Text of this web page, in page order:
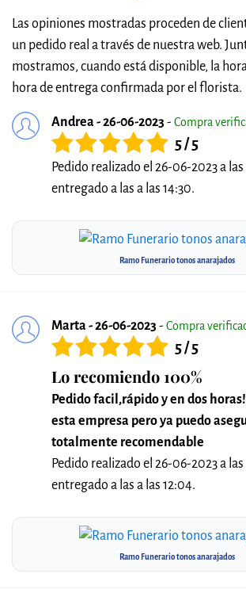
Las opiniones mostradas proceden de
un pedido real a través de nuestra web.
mostramos, cuando está disponible, la
hora de entrega confirmada por el florista.
Andrea - 26-06-2023 - Compra
5 / 5
Pedido realizado el 26-06-2023 a las
entregado a las a las 14:30.
Ramo Funerario tonos anarajados
Marta - 26-06-2023 - Compra
5 / 5
Lo recomiendo 100%
Pedido facil,rápido y en dos
esta empresa pero ya puedo
totalmente recomendable
Pedido realizado el 26-06-2023 a las
entregado a las a las 12:04.
Ramo Funerario tonos anarajados